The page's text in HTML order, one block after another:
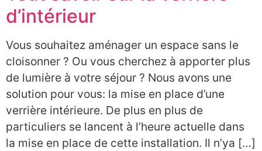
d’intérieur
Vous souhaitez aménager un espace sans le
cloisonner ? Ou vous cherchez à apporter plus
de lumière à votre séjour ? Nous avons une
solution pour vous: la mise en place d’une
verrière intérieure. De plus en plus de
particuliers se lancent à l’heure actuelle dans
la mise en place de cette installation. Il n’ya […]